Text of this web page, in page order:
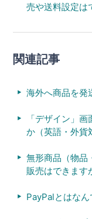
売や送料設定は
関連記事
海外へ商品を発
「デザイン」
か（英語・外貨
無形商品（物品
販売はできます
PayPalとはなん